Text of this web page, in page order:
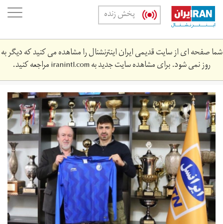
Skip
main
content
پخش زنده
شما صفحه ای از سایت قدیمی ایران اینترنشنال را مشاهده می کنید که دیگر به
روز نمی شود. برای مشاهده سایت جدید بهiranintl.comمراجعه کنید.
1396111611133869613231634.jpg